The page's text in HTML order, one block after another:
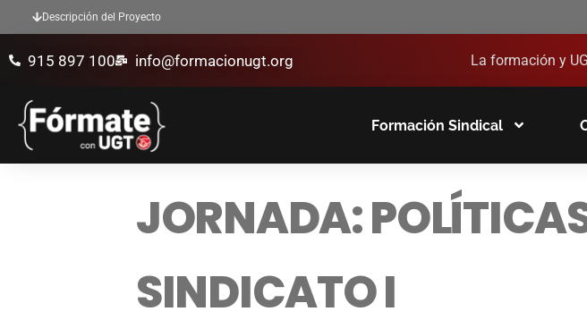
Descripción del Proyecto
915 897 100 info@formacionugt.org La formación y
Formación Sindical
JORNADA:
SINDICATO I